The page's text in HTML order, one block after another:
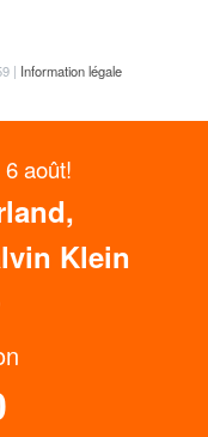
| Information légale
6 août!
Klein